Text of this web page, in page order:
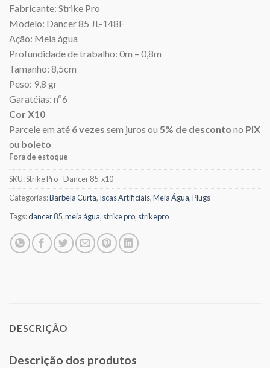
Fabricante: Strike Pro
Modelo: Dancer 85 JL-148F
Ação: Meia água
Profundidade de trabalho: 0m – 0,8m
Tamanho: 8,5cm
Peso: 9,8 gr
Garatéias: nº6
Cor X10
Parcele em até 6 vezes sem juros ou 5% de desconto no PIX
ou boleto
Fora de estoque
SKU:Strike Pro - Dancer 85-x10
Categorias:Barbela Curta, Iscas Artificiais,Meia Água,Plugs
Tags:dancer 85,meia água, strike pro, strikepro
DESCRIÇÃO
Descrição dos produtos